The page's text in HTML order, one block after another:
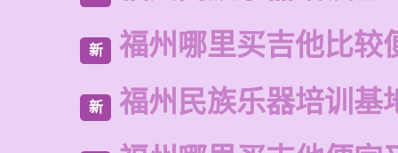
新 福州哪里买吉他比较
新 福州民族乐器培训基